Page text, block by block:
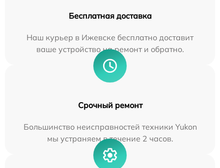
Бесплатная доставка
Наш курьер в Ижевске бесплатно доставит
ваше устройство на ремонт и обратно.
Срочный ремонт
Большинство неисправностей техники Yukon
мы устраняем в течение 2 часов.